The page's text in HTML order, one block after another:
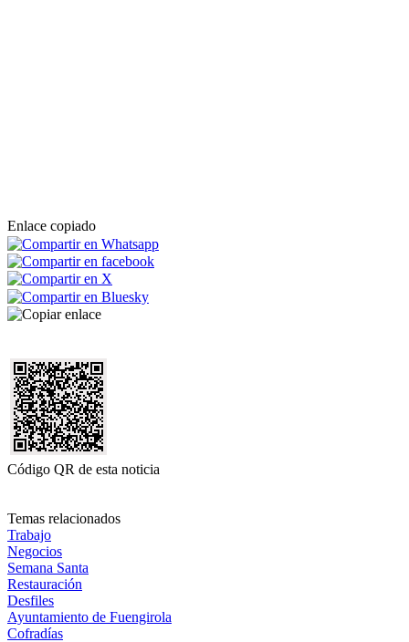
Enlace copiado
Código QR de esta noticia
Temas relacionados
Trabajo
Negocios
Semana Santa
Restauración
Desfiles
Ayuntamiento de Fuengirola
Cofradías